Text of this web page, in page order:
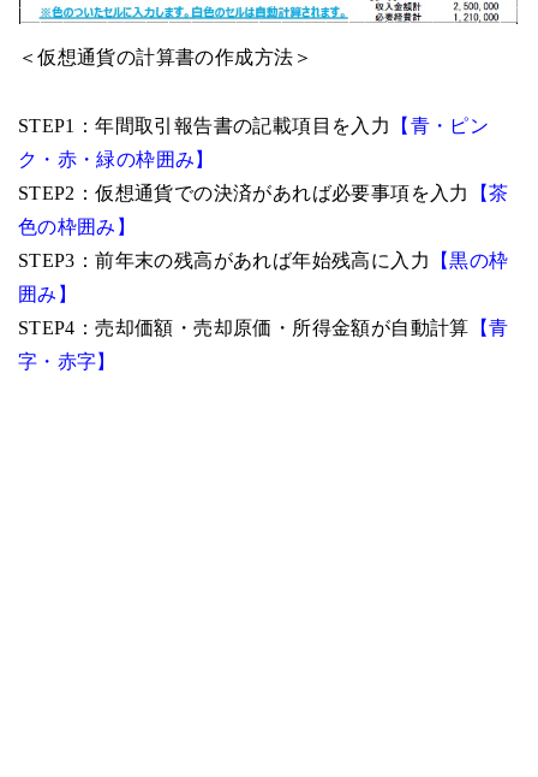
＜仮想通貨の計算書の作成方法＞
STEP1：年間取引報告書の記載項目を入力
【青・ピン
ク・赤・緑の枠囲み】
STEP2：仮想通貨での決済があれば必要事項を入力
【茶
色の枠囲み】
STEP3：前年末の残高があれば年始残高に入力
【黒の枠
囲み】
STEP4：売却価額・売却原価・所得金額が自動計算 【青
字・赤字】